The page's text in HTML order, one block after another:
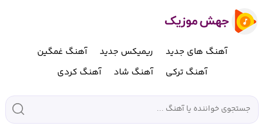
آهنگ های جدید ریمیکس جدید
آهنگ غمگین
آهنگ ترکی
آهنگ شاد آهنگ کردی